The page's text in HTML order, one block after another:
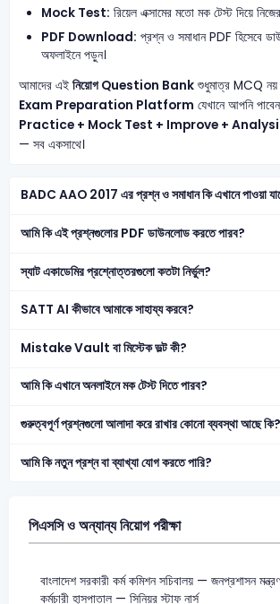
Mock Test: রিয়েল এক্সামের মতো মক টেস্ট দিয়ে
PDF Download: প্রশ্ন ও সমাধান PDF হিসেবে
অফলাইনে পড়ুন।
আমাদের এই নিয়োগ Question Bankশুধুমাত্র MCQ নয়
Exam Preparation Platform যেখানে আপনি পাবেন
Practice + Mock Test + Improve +
— সব একসাথে।
BADC AAO 2017 এর প্রশ্ন ও সমাধান কি এখানে পাওয়া
আমি কি এই প্রশ্নগুলোর PDF ডাউনলোড করতে পারব?
স্যাট একাডেমির প্রশ্নোত্তরগুলো কতটা নির্ভুল?
SATT AI কীভাবে আমাকে সাহায্য করবে?
Mistake Vault বা মিস্টেক ভল্ট কী?
আমি কি এখানে অনলাইনে মক টেস্ট দিতে পারব?
গুরুত্বপূর্ণ প্রশ্নগুলো আলাদা করে রাখার কোনো ব্যবস্থা আছে কি?
আমি কি নতুন প্রশ্ন বা ব্যাখ্যা যোগ করতে পারি?
পিএসসি ও অন্যান্য নিয়োগ পরীক্ষা
বাংলাদেশ সরকারী কর্ম কমিশন সচিবালয় — জনপ্রশাসন
কর্মচারী হাসপাতাল — সিনিয়র স্টাফ নার্স